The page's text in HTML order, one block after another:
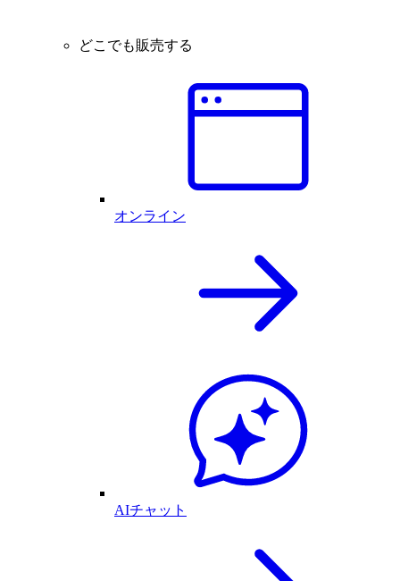
どこでも販売する
オンライン
AIチャット